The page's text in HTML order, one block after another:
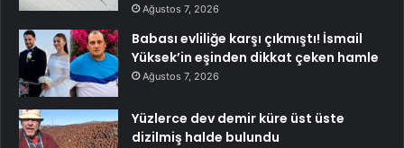
Ağustos 7, 2026
Babası evliliğe karşı çıkmıştı! İsmail
Yüksek’in eşinden dikkat çeken hamle
Ağustos 7, 2026
Yüzlerce dev demir küre üst üste
dizilmiş halde bulundu